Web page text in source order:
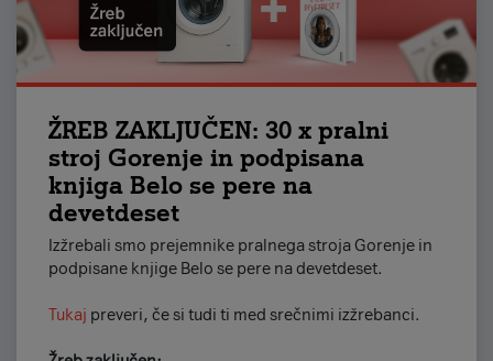
ŽREB ZAKLJUČEN: 30 x pralni
stroj Gorenje in podpisana
knjiga Belo se pere na
devetdeset
Izžrebali smo prejemnike pralnega stroja Gorenje in
podpisane knjige Belo se pere na devetdeset.
Tukaj preveri, če si tudi ti med srečnimi izžrebanci.